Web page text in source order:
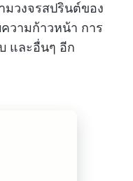
มวงจรสปรินต์ของ
วามก้าวหน้า การ
และอื่นๆ อีก